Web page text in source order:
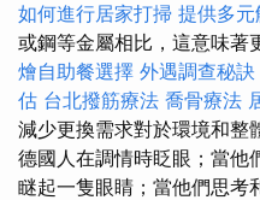
如何進行居家打掃 提供多
或鋼等金屬相比，這意味著
燴自助餐選擇 外遇調查秘訣
估 台北撥筋療法 喬骨療法
減少更換需求對於環境和整
德國人在調情時眨眼；當他
瞇起一隻眼睛；當他們思考